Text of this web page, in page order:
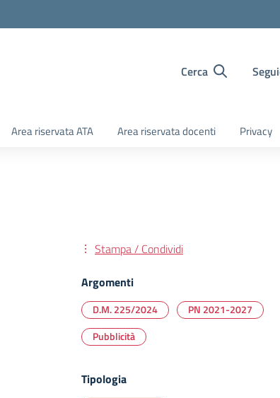
Cerca
Area riservata ATA Area riservata docenti Privacy
Stampa / Condividi
Argomenti
D.M. 225/2024
PN 2021-2027
Pubblicità
Tipologia